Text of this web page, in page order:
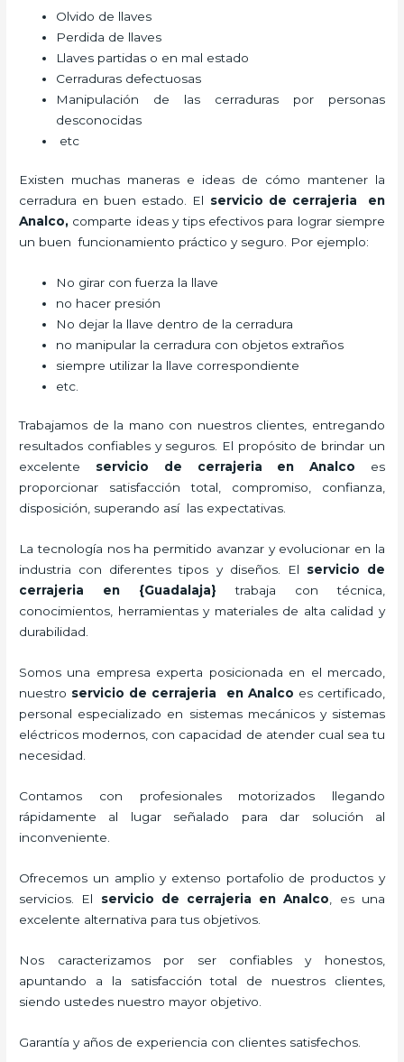
Olvido de llaves
Perdida de llaves
Llaves partidas o en mal estado
Cerraduras defectuosas
Manipulación de las cerraduras por personas
desconocidas
etc
Existen muchas maneras e ideas de cómo mantener la
cerradura en buen estado. El servicio de cerrajeria en
Analco, comparte ideas y tips efectivos para lograr siempre
un buen funcionamiento práctico y seguro. Por ejemplo:
No girar con fuerza la llave
no hacer presión
No dejar la llave dentro de la cerradura
no manipular la cerradura con objetos extraños
siempre utilizar la llave correspondiente
etc.
Trabajamos de la mano con nuestros clientes, entregando
resultados confiables y seguros. El propósito de brindar un
excelente servicio de cerrajeria en Analco es
proporcionar satisfacción total, compromiso, confianza,
disposición, superando así las expectativas.
La tecnología nos ha permitido avanzar y evolucionar en la
industria con diferentes tipos y diseños. El servicio de
cerrajeria en {Guadalaja}trabaja con técnica,
conocimientos, herramientas y materiales de alta calidad y
durabilidad.
Somos una empresa experta posicionada en el mercado,
nuestro servicio de cerrajeria en Analco es certificado,
personal especializado en sistemas mecánicos y sistemas
eléctricos modernos, con capacidad de atender cual sea tu
necesidad.
Contamos con profesionales motorizados llegando
rápidamente al lugar señalado para dar solución al
inconveniente.
Ofrecemos un amplio y extenso portafolio de productos y
servicios. El servicio de cerrajeria en Analco , es una
excelente alternativa para tus objetivos.
Nos caracterizamos por ser confiables y honestos,
apuntando a la satisfacción total de nuestros clientes,
siendo ustedes nuestro mayor objetivo.
Garantía y años de experiencia con clientes satisfechos.